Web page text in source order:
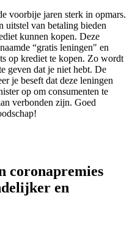
voorbije jaren sterk in opmars.
uitstel van betaling bieden
kunnen kopen. Deze
“gratis leningen" en
op krediet te kopen. Zo wordt
geven dat je niet hebt. De
je beseft dat deze leningen
op om consumenten te
verbonden zijn. Goed
coronapremies
en